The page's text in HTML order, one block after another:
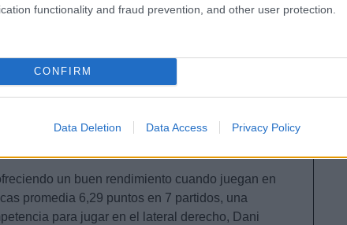
functionality and fraud prevention, and other user protection.
CONFIRM
Data Deletion Data Access Privacy Policy
(6.200.000)
una gran acumulación de partidos entre Liga,
Champions (ya en febrero), por lo que Ancelotti
Vázquez o Marco Asensio pueden tener un rol
un buen rendimiento cuando juegan en
promedia 6,29 puntos en 7 partidos, una
para jugar en el lateral derecho, Dani